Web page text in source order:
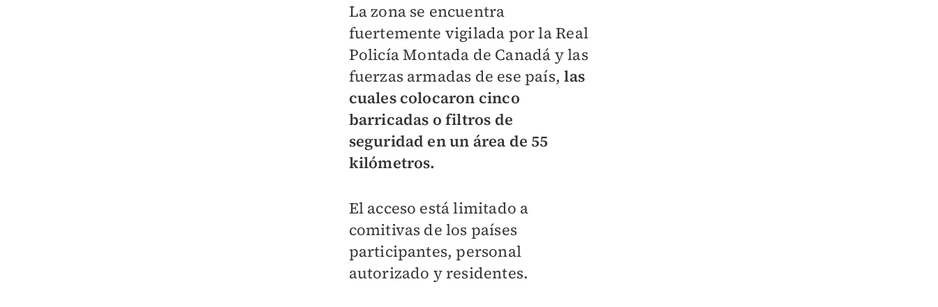
La zona se encuentra
fuertemente vigilada por la Real
Policía Montada de Canadá y las
fuerzas armadas de ese país,las
cuales colocaron cinco
barricadas o filtros de
seguridad en un área de 55
kilómetros.
El acceso está limitado a
comitivas de los países
participantes, personal
autorizado y residentes.